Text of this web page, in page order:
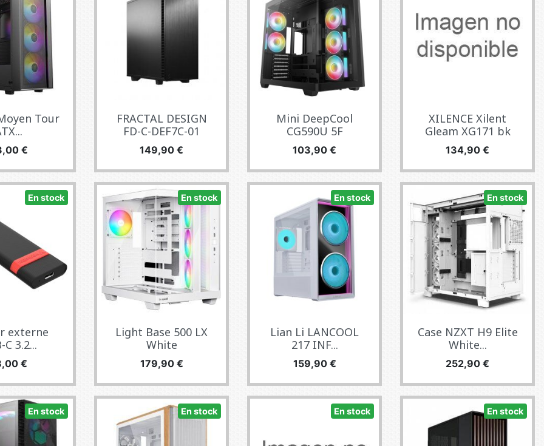
Tour
€
FRACTAL DESIGN
FD-C-DEF7C-01
Precio
149,90 €
Mini DeepCool
CG590U 5F
Precio
103,90 €
XILENCE Xilent
Gleam XG171 bk
Precio
134,90 €
En stock
externe
C 3.2...
€
En stock
Light Base 500 LX
White
Precio
179,90 €
En stock
Lian Li LANCOOL
217 INF...
Precio
159,90 €
En stock
Case NZXT H9 Elite
White...
Precio
252,90 €
En stock En stock En stock En stock